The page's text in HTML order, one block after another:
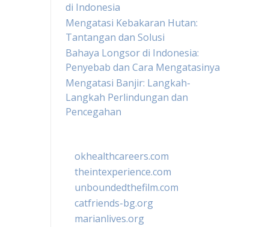
di Indonesia
Mengatasi Kebakaran Hutan:
Tantangan dan Solusi
Bahaya Longsor di Indonesia:
Penyebab dan Cara Mengatasinya
Mengatasi Banjir: Langkah-
Langkah Perlindungan dan
Pencegahan
okhealthcareers.com
theintexperience.com
unboundedthefilm.com
catfriends-bg.org
marianlives.org